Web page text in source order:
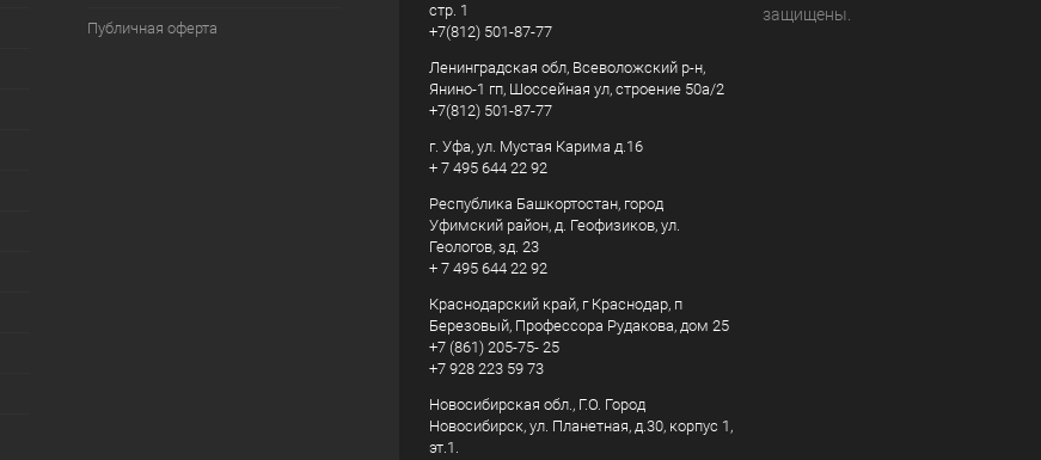
Публичная оферта
стр. 1
+7(812) 501-87-77
Ленинградская обл, Всеволожский р-н,
Янино-1 гп, Шоссейная ул, строение 50а/2
+7(812) 501-87-77
г. Уфа, ул. Мустая Карима д.16
+ 7 495 644 22 92
Республика Башкортостан, город
Уфимский район, д. Геофизиков, ул.
Геологов, зд. 23
+ 7 495 644 22 92
Краснодарский край, г Краснодар, п
Березовый, Профессора Рудакова, дом 25
+7 (861) 205-75- 25
+7 928 223 59 73
Новосибирская обл., Г.О. Город
Новосибирск, ул. Планетная, д.30, корпус 1,
эт.1.
защищены.